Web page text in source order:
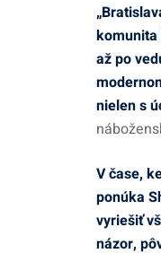
komunita
až po
nielen s
V čase,
ponúka
vyriešiť
názor,